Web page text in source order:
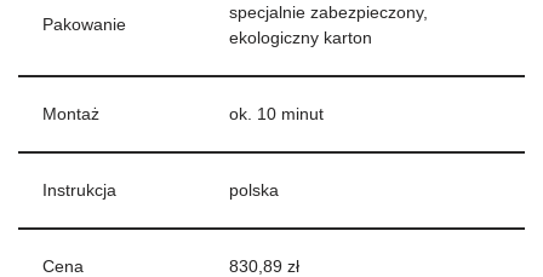
Pakowanie
specjalnie zabezpieczony,
ekologiczny karton
Montaż ok. 10 minut
Instrukcja polska
Cena 830,89 zł